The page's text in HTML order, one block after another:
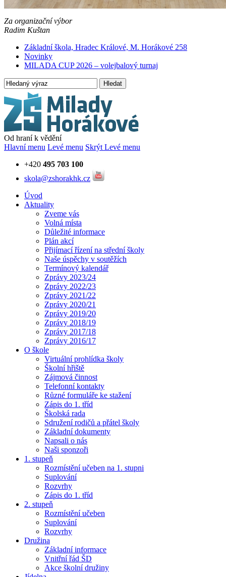
Za organizační výbor
Radim Kuštan
Základní škola, Hradec Králové, M. Horákové 258
Novinky
MILADA CUP 2026 – volejbalový turnaj
Hledat
Od hraní k vědění
Hlavní menu Levé menu Skrýt Levé menu
+420 495 703 100
skola@zshorakhk.cz
Úvod
Aktuality
Zveme vás
Volná místa
Důležité informace
Plán akcí
Přijímací řízení na střední školy
Naše úspěchy v soutěžích
Termínový kalendář
Zprávy 2023/24
Zprávy 2022/23
Zprávy 2021/22
Zprávy 2020/21
Zprávy 2019/20
Zprávy 2018/19
Zprávy 2017/18
Zprávy 2016/17
O škole
Virtuální prohlídka školy
Školní hřiště
Zájmová činnost
Telefonní kontakty
Různé formuláře ke stažení
Zápis do 1. tříd
Školská rada
Sdružení rodičů a přátel školy
Základní dokumenty
Napsali o nás
Naši sponzoři
1. stupeň
Rozmístění učeben na 1. stupni
Suplování
Rozvrhy
Zápis do 1. tříd
2. stupeň
Rozmístění učeben
Suplování
Rozvrhy
Družina
Základní informace
Vnitřní řád ŠD
Akce školní družiny